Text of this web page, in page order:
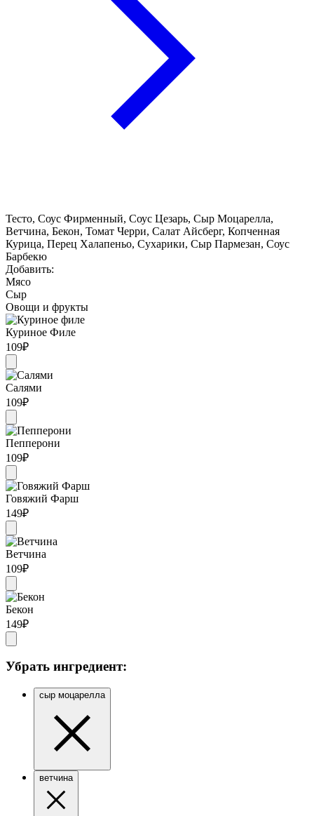
Тесто, Соус Фирменный, Соус Цезарь, Сыр Моцарелла,
Ветчина, Бекон, Томат Черри, Салат Айсберг, Копченная
Курица, Перец Халапеньо, Сухарики, Сыр Пармезан, Соус
Барбекю
Добавить:
Мясо
Сыр
Овощи и фрукты
Куриное Филе
109₽
Салями
109₽
Пепперони
109₽
Говяжий Фарш
149₽
Ветчина
109₽
Бекон
149₽
Убрать ингредиент:
сыр моцарелла
ветчина